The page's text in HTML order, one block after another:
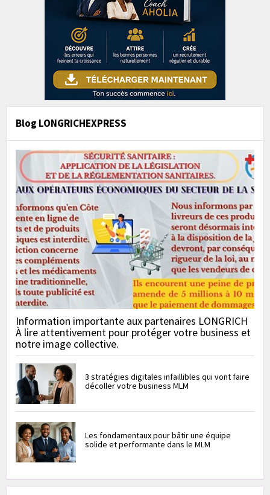
Blog LONGRICHEXPRESS
Information importante aux partenaires LONGRICH
À lire attentivement pour protéger votre business et
notre image collective.
3 stratégies digitales infaillibles qui vont faire
décoller votre business MLM
Les fondamentaux pour bâtir une équipe
solide et performante dans le MLM